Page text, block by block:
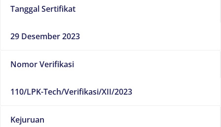
Tanggal Sertifikat
29 Desember 2023
Nomor Verifikasi
110/LPK-Tech/Verifikasi/XII/2023
Kejuruan